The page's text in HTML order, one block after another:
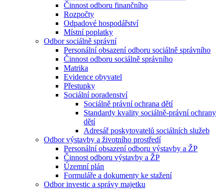
Činnost odboru finančního
Rozpočty
Odpadové hospodářství
Místní poplatky
Odbor sociálně správní
Personální obsazení odboru sociálně správního
Činnost odboru sociálně správního
Matrika
Evidence obyvatel
Přestupky
Sociální poradenství
Sociálně právní ochrana dětí
Standardy kvality sociálně-právní ochrany
dětí
Adresář poskytovatelů sociálních služeb
Odbor výstavby a životního prostředí
Personální obsazení odboru výstavby a ŽP
Činnost odboru výstavby a ŽP
Územní plán
Formuláře a dokumenty ke stažení
Odbor investic a správy majetku